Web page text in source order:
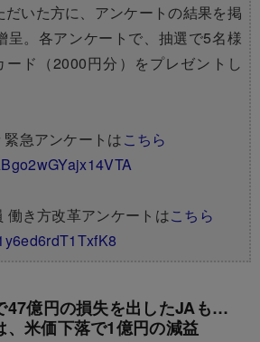
いた方に、アンケートの結果を掲
呈。各アンケートで、抽選で5名様
ード（2000円分）をプレゼントし
急アンケートはこちら
働き方改革アンケートはこちら
47億円の損失を出したJAも…
、米価下落で1億円の減益